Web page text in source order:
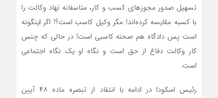
تسهیل صدور مجوزهای کسب و کار، متاسفانه نهاد وکالت را
با کسبه مقایسه کرده‌اند! مگر وکیل کاسب است؟! اگر اینگونه
است پس دادگاه هم صحنه کاسبی است! در حالی که چنس
کار وکالت دفاع از حق است و نگاه او یک نگاه اجتماعی
است.
رئیس اسکودا در ادامه با انتقاد از تبصره ماده ۴۸ آیین